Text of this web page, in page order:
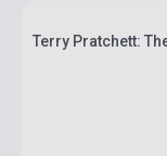
Terry Pratchett: